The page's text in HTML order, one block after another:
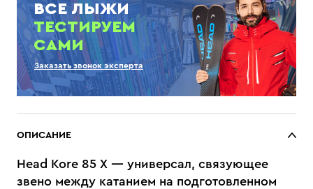
ВСЕ ЛЫЖИ
ТЕСТИРУЕМ
САМИ
Заказать звонок эксперта
ОПИСАНИЕ
Head Kore 85 X — универсал, связующее
звено между катанием на подготовленном